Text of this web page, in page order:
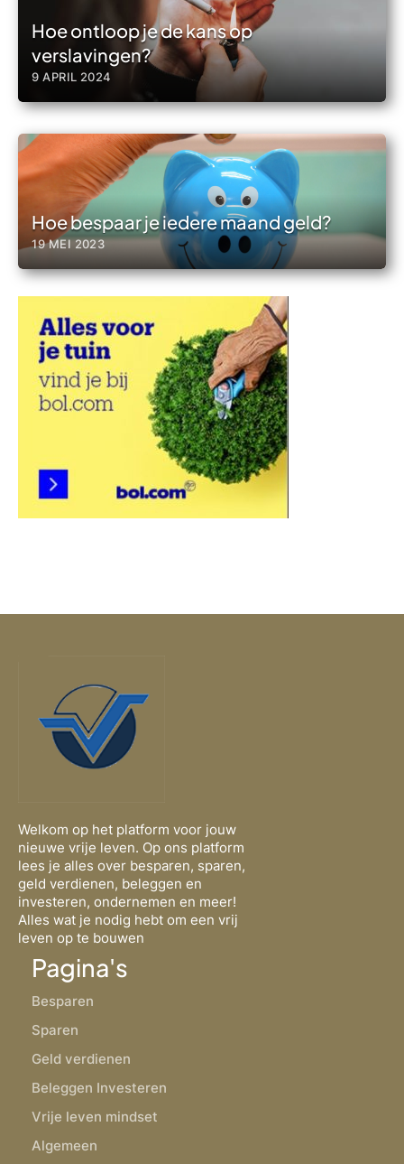
Hoe ontloop je de kans op
verslavingen?
9 APRIL 2024
Hoe bespaar je iedere maand geld?
19 MEI 2023
Welkom op het platform voor jouw
nieuwe vrije leven. Op ons platform
lees je alles over besparen, sparen,
geld verdienen, beleggen en
investeren, ondernemen en meer!
Alles wat je nodig hebt om een vrij
leven op te bouwen
Pagina's
Besparen
Sparen
Geld verdienen
Beleggen Investeren
Vrije leven mindset
Algemeen